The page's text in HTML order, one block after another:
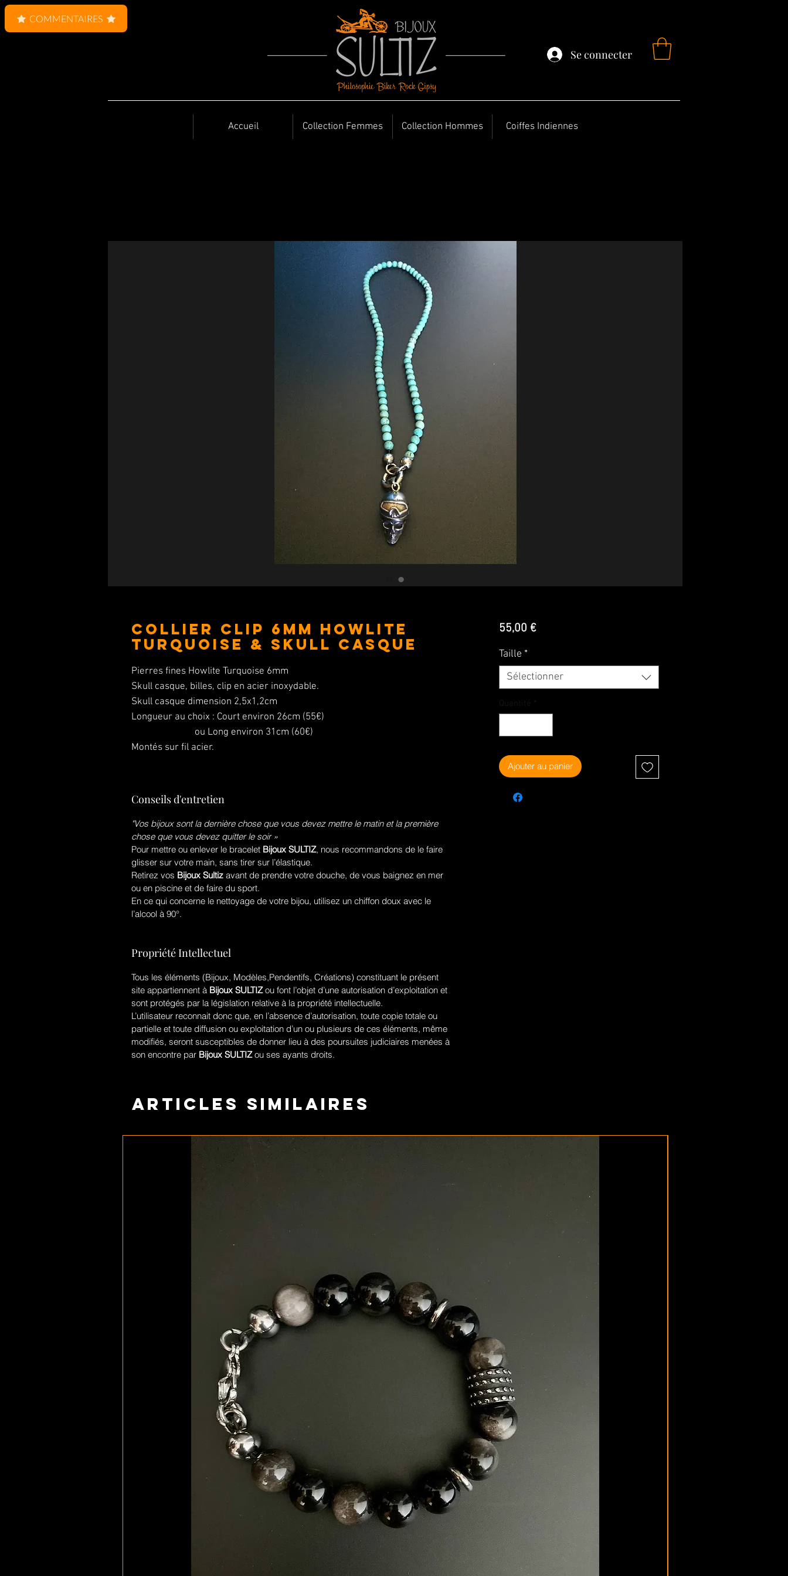
Se connecter
Accueil Collection Femmes Collection Hommes Coiffes Indiennes
Collier Clip 6MM Howlite
turquoise & Skull Casque
Pierres fines Howlite Turquoise 6mm
Skull casque, billes, clip en acier inoxydable.
Skull casque dimension 2,5x1,2cm
Longueur au choix : Court environ 26cm (55€)
ou Long environ 31cm (60€)
Montés sur fil acier.
Conseils d'entretien
"Vos bijoux sont la dernière chose que vous devez mettre le matin et la première
chose que vous devez quitter le soir »
Pour mettre ou enlever le bracelet Bijoux SULTIZ, nous recommandons de le faire
glisser sur votre main, sans tirer sur l’élastique.
Retirez vos Bijoux Sultiz avant de prendre votre douche, de vous baignez en mer
ou en piscine et de faire du sport.
En ce qui concerne le nettoyage de votre bijou, utilisez un chiffon doux avec le
l’alcool à 90°.
Propriété Intellectuel
Tous les éléments (Bijoux, Modèles,Pendentifs, Créations) constituant le présent
site appartiennent à Bijoux SULTIZou font l’objet d’une autorisation d’exploitation et
sont protégés par la législation relative à la propriété intellectuelle.
L’utilisateur reconnait donc que, en l’absence d’autorisation, toute copie totale ou
partielle et toute diffusion ou exploitation d’un ou plusieurs de ces éléments, même
modifiés, seront susceptibles de donner lieu à des poursuites judiciaires menées à
son encontre par Bijoux SULTIZou ses ayants droits.
55,00 €Prix
Taille *
Sélectionner
Ajouter au panier
Articles similaires
COMMENTAIRES